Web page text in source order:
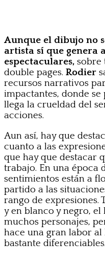
Aunque el dibujo no
artista sí que genera
espectaculares, sobre
double pages. Rodier
recursos narrativos
impactantes, donde se
llega la crueldad del
acciones.
Aun así, hay que
cuanto a las
que hay que destacar
trabajo. En una época
sentimientos están a
partido a las
rango de expresiones.
y en blanco y negro,
muchos personajes,
hace una gran labor al
bastante diferenciables.